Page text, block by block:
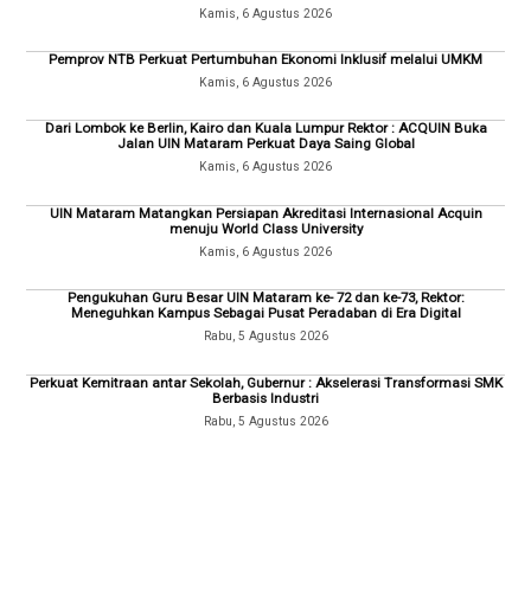
Kamis, 6 Agustus 2026
Pemprov NTB Perkuat Pertumbuhan Ekonomi Inklusif melalui UMKM
Kamis, 6 Agustus 2026
Dari Lombok ke Berlin, Kairo dan Kuala Lumpur Rektor : ACQUIN Buka
Jalan UIN Mataram Perkuat Daya Saing Global
Kamis, 6 Agustus 2026
UIN Mataram Matangkan Persiapan Akreditasi Internasional Acquin
menuju World Class University
Kamis, 6 Agustus 2026
Pengukuhan Guru Besar UIN Mataram ke- 72 dan ke-73, Rektor:
Meneguhkan Kampus Sebagai Pusat Peradaban di Era Digital
Rabu, 5 Agustus 2026
Perkuat Kemitraan antar Sekolah, Gubernur : Akselerasi Transformasi SMK
Berbasis Industri
Rabu, 5 Agustus 2026